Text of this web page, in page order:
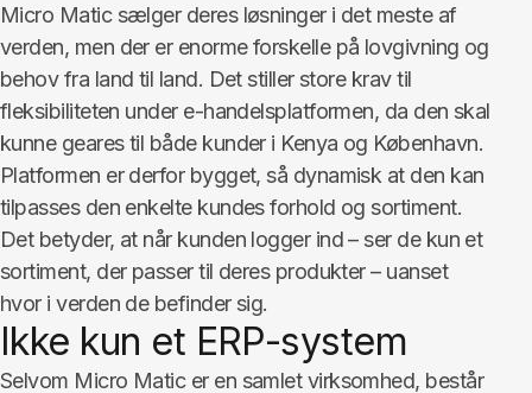
Micro Matic sælger deres løsninger i det meste af
verden, men der er enorme forskelle på lovgivning og
behov fra land til land. Det stiller store krav til
fleksibiliteten under e-handelsplatformen, da den skal
kunne geares til både kunder i Kenya og København.
Platformen er derfor bygget, så dynamisk at den kan
tilpasses den enkelte kundes forhold og sortiment.
Det betyder, at når kunden logger ind – ser de kun et
sortiment, der passer til deres produkter – uanset
hvor i verden de befinder sig.
Ikke kun et ERP-system
Selvom Micro Matic er en samlet virksomhed, består